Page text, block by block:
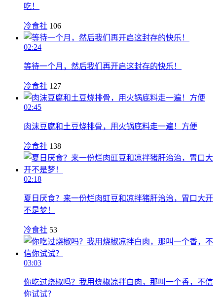
吃！
冷食社 106
02:24
等待一个月，然后我们再开启这封存的快乐！
冷食社 127
02:45
肉沫豆腐和土豆烧排骨，用火锅底料走一遍！方便
冷食社 138
02:18
夏日厌食？来一份烂肉豇豆和凉拌猪肝治治，胃口大开
不是梦！
冷食社 53
03:03
你吃过烧椒吗？我用烧椒凉拌白肉，那叫一个香，不信
你试试？